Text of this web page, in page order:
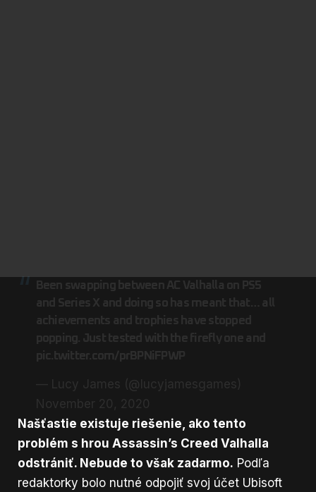
Našťastie existuje riešenie, ako tento
problém s hrou Assassin’s Creed Valhalla
odstrániť. Nebude to však zadarmo. Podľa
redaktorky bolo nutné odpojiť svoj účet Ubisoft